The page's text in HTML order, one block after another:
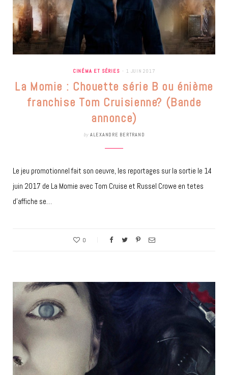
CINÉMA ET SÉRIES 1 JUIN 2017
La Momie : Chouette série B ou énième
franchise Tom Cruisienne? (Bande
annonce)
by ALEXANDRE BERTRAND
Le jeu promotionnel fait son oeuvre, les reportages sur la sortie le 14
juin 2017 de La Momie avec Tom Cruise et Russel Crowe en tetes
d’affiche se…
0